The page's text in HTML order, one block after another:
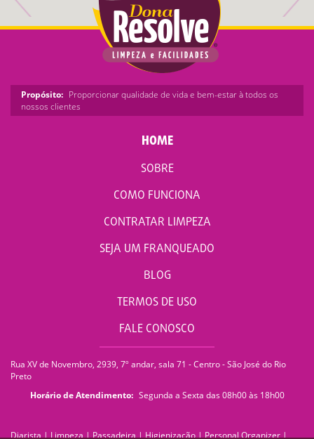
Propósito: Proporcionar qualidade de vida e bem-estar à todos os
nossos clientes
HOME
SOBRE
COMO FUNCIONA
CONTRATAR LIMPEZA
SEJA UM FRANQUEADO
BLOG
TERMOS DE USO
FALE CONOSCO
Rua XV de Novembro, 2939, 7º andar, sala 71 - Centro - São José do Rio
Preto
Horário de Atendimento: Segunda a Sexta das 08h00 às 18h00
Diarista|Limpeza|Passadeira|Higienização|Personal Organizer|